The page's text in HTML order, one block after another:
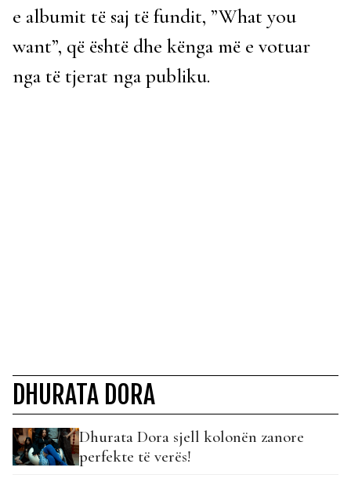
e albumit të saj të fundit, ”What you
want”, që është dhe kënga më e votuar
nga të tjerat nga publiku.
DHURATA DORA
Dhurata Dora sjell kolonën zanore
perfekte të verës!